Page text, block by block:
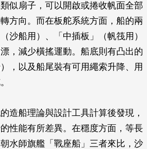
似扇子，可以開啟或捲收帆面全部
方向。而在板舵系統方面，船的兩
沙船用）、「中插板」（帆筏用）
，減少橫搖運動。船底則有凸出的
，以及船尾裝有可用繩索升降、用
造船理論與設計工具計算後發現，
性能有所差異。在穩度方面，等長
水師旗艦「戰座船」三者來比，沙